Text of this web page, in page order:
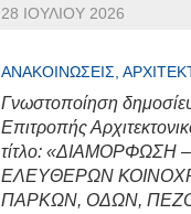
28 ΙΟΥΛΊΟΥ 2026
ΑΝΑΚΟΙΝΏΣΕΙΣ,
Γνωστοποίηση
Επιτροπής
τίτλο: «ΔΙΑΜΟΡΦΩΣΗ
ΕΛΕΥΘΕΡΩΝ
ΠΑΡΚΩΝ, ΟΔΩΝ,